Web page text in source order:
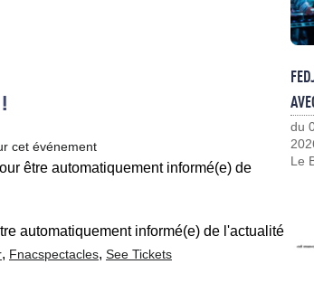
cet événement
être automatiquement informé(e) de
automatiquement informé(e) de l'actualité
, Fnacspectacles, See Tickets
du
Le